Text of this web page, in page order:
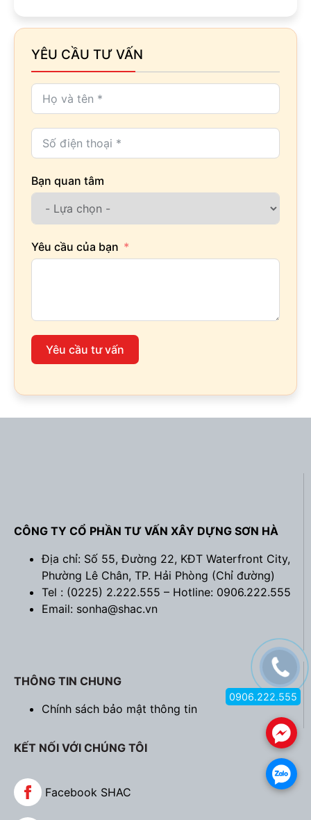
YÊU CẦU TƯ VẤN
Bạn quan tâm
Yêu cầu của bạn
Yêu cầu tư vấn
CÔNG TY CỔ PHẦN TƯ VẤN XÂY DỰNG SƠN HÀ
Địa chỉ: Số 55, Đường 22, KĐT Waterfront City,
Phường Lê Chân, TP. Hải Phòng (Chỉ đường)
Tel : (0225) 2.222.555 – Hotline: 0906.222.555
Email: sonha@shac.vn
THÔNG TIN CHUNG
Chính sách bảo mật thông tin
KẾT NỐI VỚI CHÚNG TÔI
Facebook SHAC
.
.
0906.222.555